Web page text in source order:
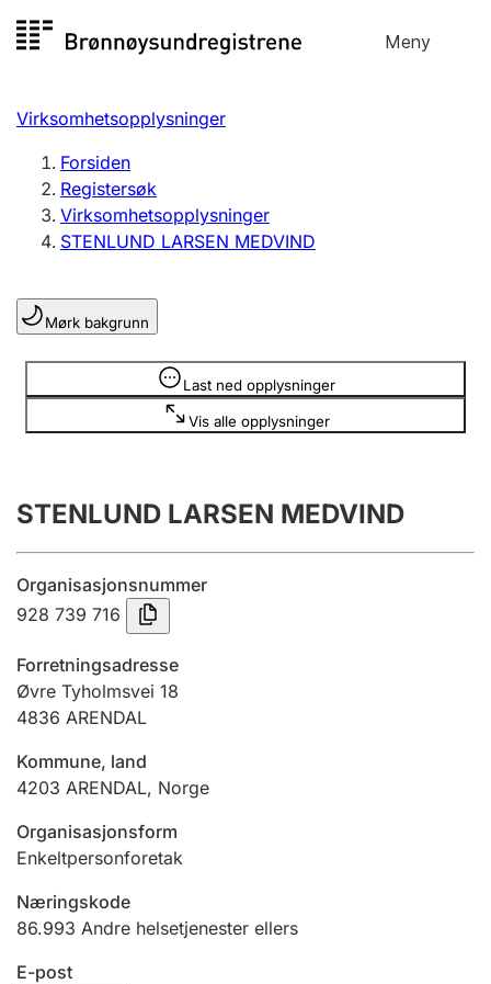
til
Meny
Registersøk
Aksjeselskap
Enkeltpersonforetak
Registrere, endre, slette
Lag og forening
Registrere, endre, slette
Årsregnskap
Innsending og forsinkelsesgebyr
Tinglysing
Jeger
Ektepaktveileder
Offentlig sektor
Virksomhetsopplysninger
Forsiden
Registersøk
Virksomhetsopplysninger
STENLUND LARSEN MEDVIND
Mørk bakgrunn
Last ned opplysninger
Vis alle opplysninger
Opplysninger er skjult
STENLUND LARSEN MEDVIND
Organisasjonsnummer
928 739 716
Forretningsadresse
Øvre Tyholmsvei 18
4836 ARENDAL
Kommune, land
4203 ARENDAL, Norge
Organisasjonsform
Enkeltpersonforetak
Næringskode
86.993 Andre helsetjenester ellers
E-post